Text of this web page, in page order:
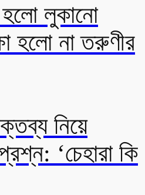
হলো লুকানো
হলো না তরুণীর
নিয়ে
‘চেহারা কি